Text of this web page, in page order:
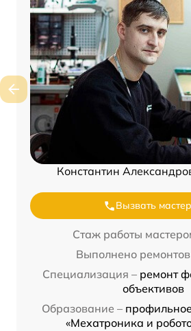
Константин
Вызвать
Стаж работы
Выполнено ремонтов
Специализация – ремонт
объективов
Образование –
«Мехатроника и